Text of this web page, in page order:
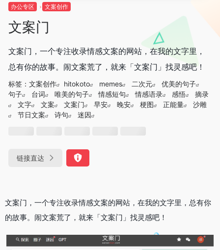
办公专区 文案创作
文案门
文案门，一个专注收录情感文案的网站，在我的文字里，
总有你的故事。闹文案荒了，就来「文案门」找灵感吧！
标签： 文案创作 hitokoto memes 二次元
优美的句子
句子
台词 唯美的句子 情感短句 情感语录 感悟
摘录
文字
文案 文案门 早安 晚安 梗图 正能量
沙雕
节日文案
诗句 迷因
链接直达
文案门，一个专注收录情感文案的网站，在我的文字里，总有你
的故事。闹文案荒了，就来「文案门」找灵感吧！